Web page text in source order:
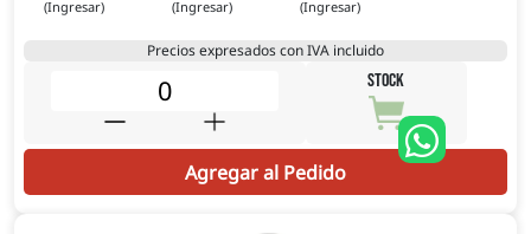
(Ingresar)
(Ingresar)
(Ingresar)
Precios expresados con IVA incluido
STOCK
Agregar al Pedido